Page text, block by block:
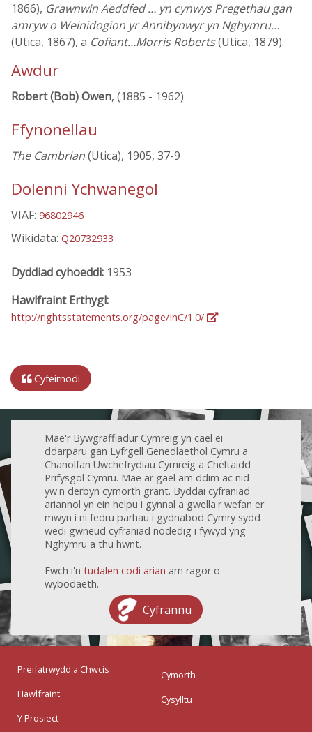
1866), Grawnwin Aeddfed … yn cynwys Pregethau gan
amryw o Weinidogion yr Annibynwyr yn Nghymru…
(Utica, 1867), a Cofiant…Morris Roberts(Utica, 1879).
Awdur
Robert (Bob) Owen, (1885 - 1962)
Ffynonellau
The Cambrian(Utica), 1905, 37-9
Dolenni Ychwanegol
VIAF: 96802946
Wikidata: Q20732933
Dyddiad cyhoeddi: 1953
Hawlfraint Erthygl:
http://rightsstatements.org/page/InC/1.0/
Cyfeirnodi
Mae'r Bywgraffiadur Cymreig yn cael ei
ddarparu gan Lyfrgell Genedlaethol Cymru a
Chanolfan Uwchefrydiau Cymreig a Cheltaidd
Prifysgol Cymru. Mae ar gael am ddim ac nid
yw'n derbyn cymorth grant. Byddai cyfraniad
ariannol yn ein helpu i gynnal a gwella'r wefan er
mwyn i ni fedru parhau i gydnabod Cymry sydd
wedi gwneud cyfraniad nodedig i fywyd yng
Nghymru a thu hwnt.
Ewch i'n tudalen codi arian am ragor o
wybodaeth.
Cyfrannu
Preifatrwydd a Chwcis
Hawlfraint
Y Prosiect
Cymorth
Cysylltu